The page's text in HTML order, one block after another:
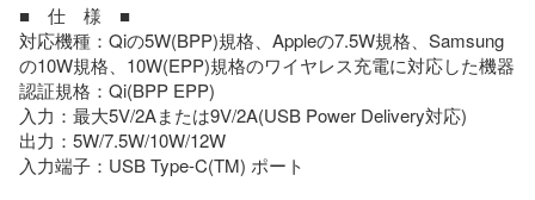
■　仕　様　■
対応機種：Qiの5W(BPP)規格、Appleの7.5W規格、Samsung
の10W規格、10W(EPP)規格のワイヤレス充電に対応した機器
認証規格：Qi(BPP EPP)
入力：最大5V/2Aまたは9V/2A(USB Power Delivery対応)
出力：5W/7.5W/10W/12W
入力端子：USB Type-C(TM) ポート